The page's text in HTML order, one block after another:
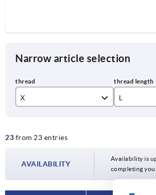
Narrow article selection
X
M6
M10
L
18,6
23 from 23 entries
AVAILABILITY
Availability is
completing